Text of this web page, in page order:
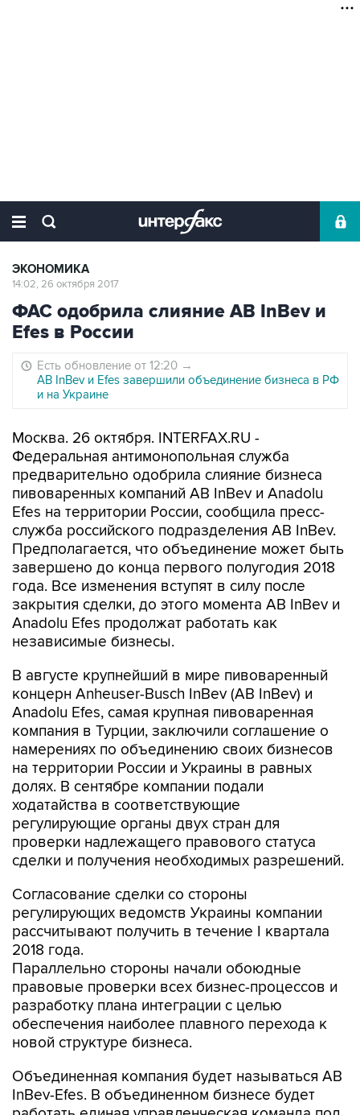
ЭКОНОМИКА
14:02, 26 октября 2017
ФАС одобрила слияние AB InBev и
Efes в России
Есть обновление от 12:20 →
AB InBev и Efes завершили объединение бизнеса в РФ
и на Украине
Москва. 26 октября. INTERFAX.RU -
Федеральная антимонопольная служба
предварительно одобрила слияние бизнеса
пивоваренных компаний AB InBev и Anadolu
Efes на территории России, сообщила пресс-
служба российского подразделения AB InBev.
Предполагается, что объединение может быть
завершено до конца первого полугодия 2018
года. Все изменения вступят в силу после
закрытия сделки, до этого момента AB InBev и
Anadolu Efes продолжат работать как
независимые бизнесы.
В августе крупнейший в мире пивоваренный
концерн Anheuser-Busch InBev (AB InBev) и
Anadolu Efes, самая крупная пивоваренная
компания в Турции, заключили соглашение о
намерениях по объединению своих бизнесов
на территории России и Украины в равных
долях. В сентябре компании подали
ходатайства в соответствующие
регулирующие органы двух стран для
проверки надлежащего правового статуса
сделки и получения необходимых разрешений.
Согласование сделки со стороны
регулирующих ведомств Украины компании
рассчитывают получить в течение I квартала
2018 года.
Параллельно стороны начали обоюдные
правовые проверки всех бизнес-процессов и
разработку плана интеграции с целью
обеспечения наиболее плавного перехода к
новой структуре бизнеса.
Объединенная компания будет называться AB
InBev-Efes. В объединенном бизнесе будет